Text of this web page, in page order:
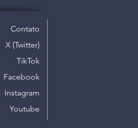
Contato
X (Twitter)
TikTok
Facebook
Instagram
Youtube